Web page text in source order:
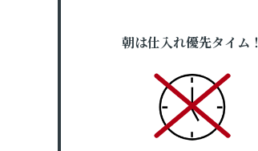
朝は仕入れ優先タイム！